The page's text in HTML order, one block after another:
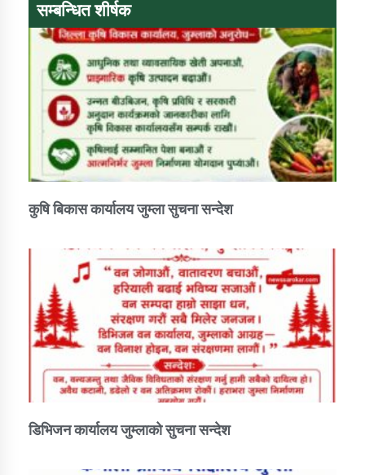
सम्बन्धित शीर्षक
कुषि बिकास कार्यालय जुम्ला सुचना सन्देश
डिभिजन कार्यालय जुम्लाको सुचना सन्देश